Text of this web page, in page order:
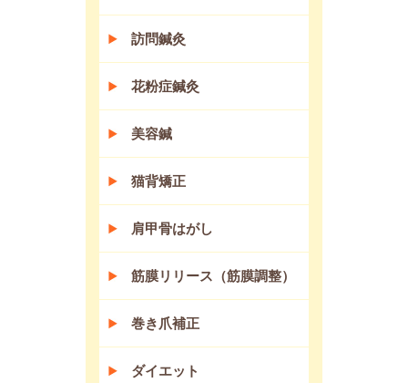
訪問鍼灸
花粉症鍼灸
美容鍼
猫背矯正
肩甲骨はがし
筋膜リリース（筋膜調整）
巻き爪補正
ダイエット